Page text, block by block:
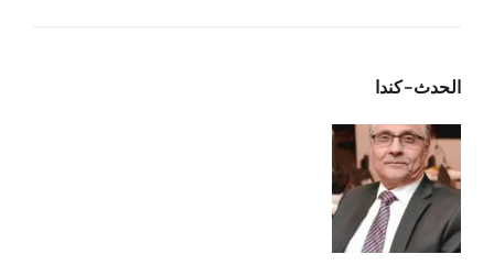
الحدث–كندا